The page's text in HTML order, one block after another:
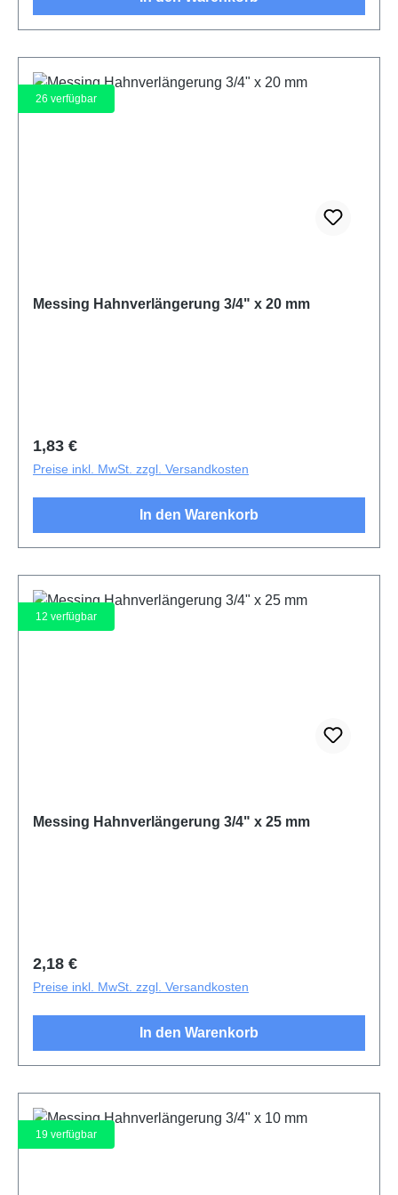
26 verfügbar
Messing Hahnverlängerung 3/4" x 20 mm
Regulärer Preis:
1,83 €
Preise inkl. MwSt. zzgl. Versandkosten
In den Warenkorb
12 verfügbar
Messing Hahnverlängerung 3/4" x 25 mm
Regulärer Preis:
2,18 €
Preise inkl. MwSt. zzgl. Versandkosten
In den Warenkorb
19 verfügbar